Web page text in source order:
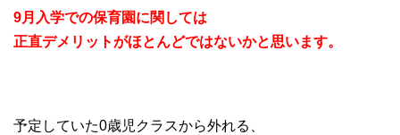
9月入学での保育園に関しては
正直デメリットがほとんどではないかと思います。
予定していた0歳児クラスから外れる、